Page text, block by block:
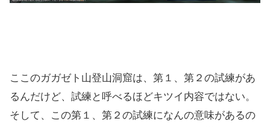
ここのガガゼト山登山洞窟は、第１、第２の試練があ
るんだけど、試練と呼べるほどキツイ内容ではない。
そして、この第１、第２の試練になんの意味があるの